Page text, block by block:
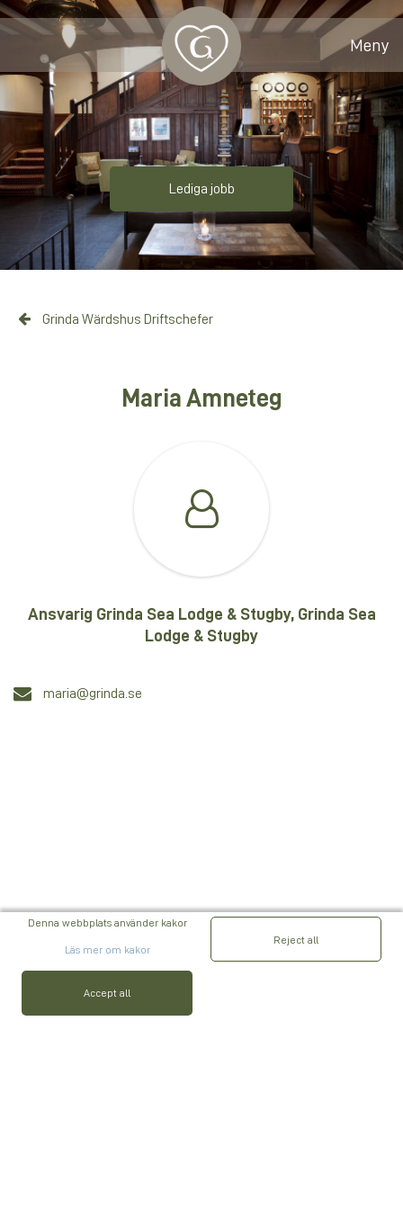
Lediga jobb
Meny
Grinda Wärdshus Driftschefer
Maria Amneteg
Ansvarig Grinda Sea Lodge & Stugby, Grinda Sea
Lodge & Stugby
maria@grinda.se
Denna webbplats använder kakor
Läs mer om kakor
Accept all
Reject all